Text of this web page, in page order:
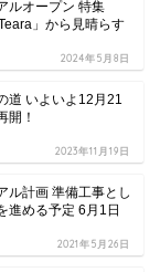
ルオープン 特集
」から見晴らす
2024年5月8日
道 いよいよ12月21
開！
2023年11月19日
ル計画 準備工事とし
進める予定 6月1日
2021年5月26日